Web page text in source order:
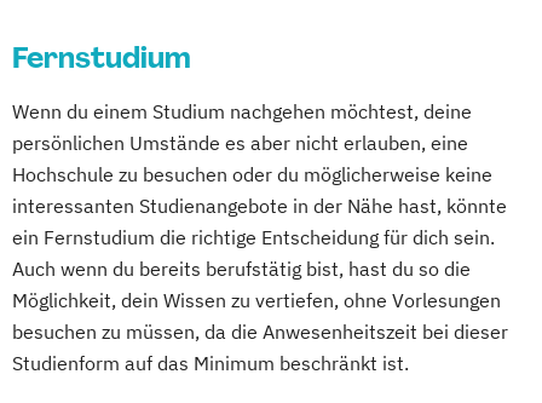
Digitale Transformation
E-Commerce Elektrotechnik
Engineering (DE/EN)
Engineering Management (DE/EN)
Entrepreneurship (DE/EN)
Ergotherapie
Ernährungswissenschaften
Eventmanagement
Facility Management
Finance
Accounting und Taxation (DE/EN)
Betriebswirtschaft
Betriebswirtschaft und
Gesundheitsmanagement
Betriebswirtschaft und Hotelmanagement
Betriebswirtschaft und Interkulturelle
Kommunikation
Betriebswirtschaft und
Personalmanagement
Betriebswirtschaft und Sozialmanagement
in der frühkindlichen Bildung
Gesundheitsmanagement
Heil­pädagogik und Inklusive Pädagogik
Informationsdesign – Fachkommunikation
für technische Produkte und Prozesse
Kindheitspädagogik
Kommunikationsdesign
Komplementäre Heilverfahren in der
Schmerztherapie
Fernstudium
Wenn du einem Studium nachgehen möchtest, deine
persönlichen Umstände es aber nicht erlauben, eine
Hochschule zu besuchen oder du möglicherweise keine
interessanten Studienangebote in der Nähe hast, könnte
ein Fernstudium die richtige Entscheidung für dich sein.
Auch wenn du bereits berufstätig bist, hast du so die
Möglichkeit, dein Wissen zu vertiefen, ohne Vorlesungen
besuchen zu müssen, da die Anwesenheitszeit bei dieser
Studienform auf das Minimum beschränkt ist.